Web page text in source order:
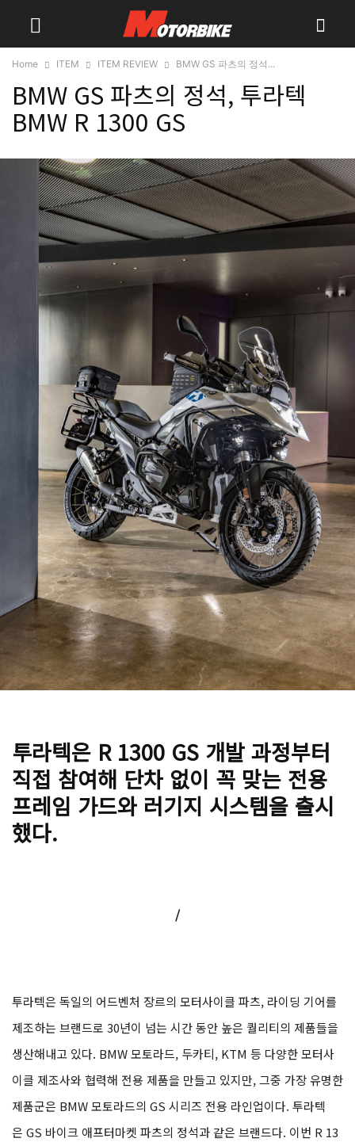
Home ITEM ITEM REVIEW BMW GS 파츠의 정석...
BMW GS 파츠의 정석, 투라텍
BMW R 1300 GS
투라텍은 R 1300 GS 개발 과정부터
직접 참여해 단차 없이 꼭 맞는 전용
프레임 가드와 러기지 시스템을 출시
했다.
/
투라텍은 독일의 어드벤처 장르의 모터사이클 파츠, 라이딩 기어를
제조하는 브랜드로 30년이 넘는 시간 동안 높은 퀄리티의 제품들을
생산해내고 있다. BMW 모토라드, 두카티, KTM 등 다양한 모터사
이클 제조사와 협력해 전용 제품을 만들고 있지만, 그중 가장 유명한
제품군은 BMW 모토라드의 GS 시리즈 전용 라인업이다. 투라텍
은 GS 바이크 애프터마켓 파츠의 정석과 같은 브랜드다. 이번 R 13